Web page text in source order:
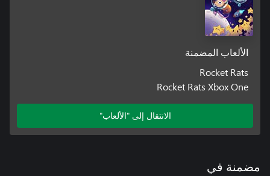
الألعاب المضمنة
Rocket Rats
Rocket Rats Xbox One
الانتقال إلى "الألعاب"
مضمنة في